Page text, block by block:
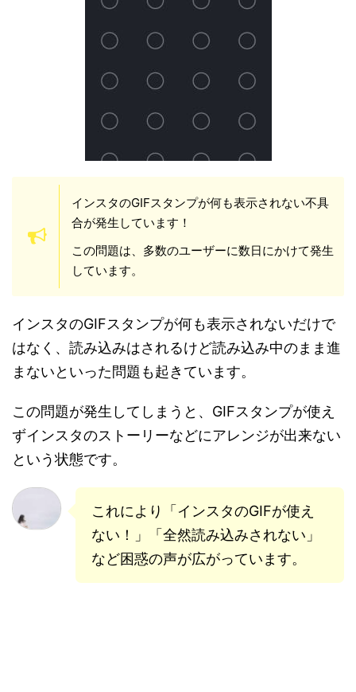
インスタのGIFスタンプが何も表示されない不具
合が発生しています！
この問題は、多数のユーザーに数日にかけて発生
しています。
インスタのGIFスタンプが何も表示されないだけで
はなく、読み込みはされるけど読み込み中のまま進
まないといった問題も起きています。
この問題が発生してしまうと、GIFスタンプが使え
ずインスタのストーリーなどにアレンジが出来ない
という状態です。
これにより「インスタのGIFが使え
ない！」「全然読み込みされない」
など困惑の声が広がっています。